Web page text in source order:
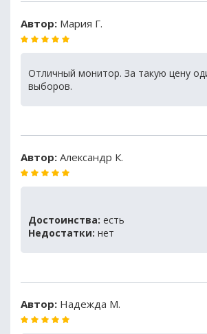
Автор: Мария Г.
Отличный монитор. За такую цену
выборов.
Автор: Александр К.
Достоинства: есть
Недостатки: нет
Автор: Надежда М.